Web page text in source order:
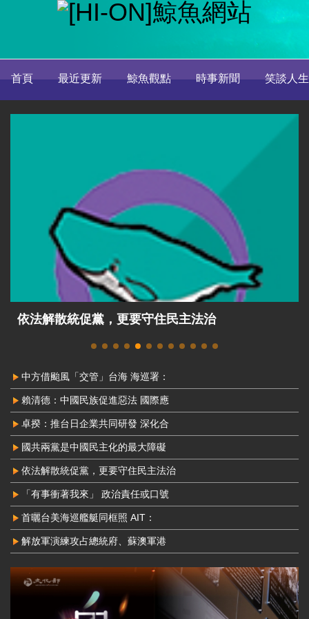
首頁 最近更新 鯨魚觀點 時事新聞 笑談人生
依法解散統促黨，更要守住民主法治
中方借颱風「交管」台海 海巡署：
賴清德：中國民族促進惡法 國際應
卓揆：推台日企業共同研發 深化合
國共兩黨是中國民主化的最大障礙
依法解散統促黨，更要守住民主法治
「有事衝著我來」 政治責任或口號
首曬台美海巡艦艇同框照 AIT：
解放軍演練攻占總統府、蘇澳軍港